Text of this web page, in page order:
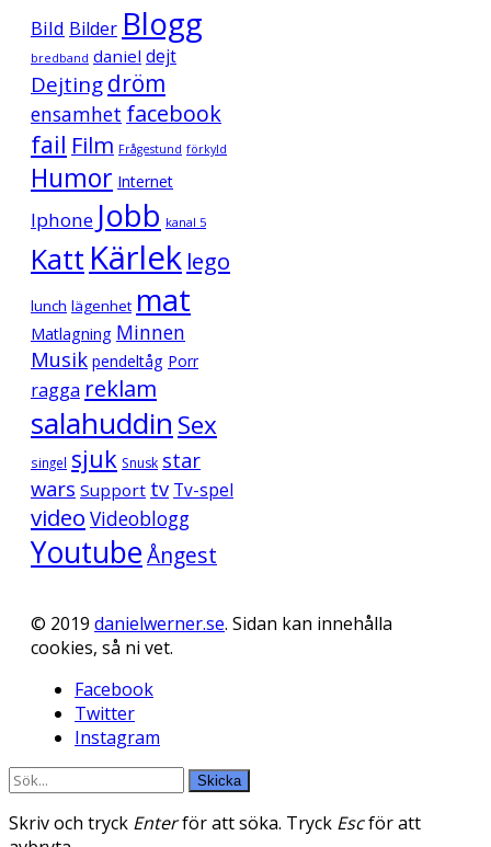
Bild Bilder Blogg
bredband daniel dejt
Dejtingdröm
ensamhet facebook
fail Film Frågestund förkyld
Humor Internet
Iphone Jobb kanal 5
Katt Kärlek lego
lunch lägenhet mat
Matlagning Minnen
Musik pendeltåg Porr
ragga reklam
salahuddin Sex
singel sjuk Snusk star
wars Support tv Tv-spel
video Videoblogg
YoutubeÅngest
© 2019 danielwerner.se. Sidan kan innehålla
cookies, så ni vet.
Facebook
Twitter
Instagram
Skicka
Skriv och tryck Enterför att söka. Tryck Escför att